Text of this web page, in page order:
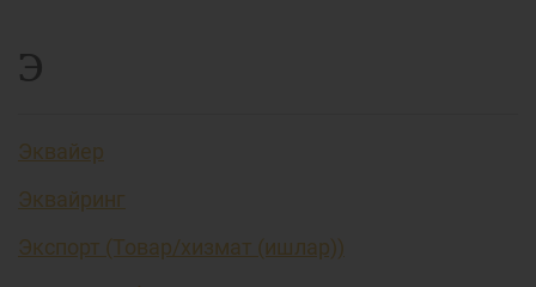
Э
Эквайер
Эквайринг
Экспорт (Товар/хизмат (ишлар))